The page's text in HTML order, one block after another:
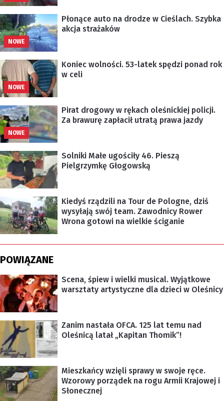
NOWE
Płonące auto na drodze w Cieślach. Szybka
akcja strażaków
NOWE
Koniec wolności. 53-latek spędzi ponad rok
w celi
NOWE
Pirat drogowy w rękach oleśnickiej policji.
Za brawurę zapłacił utratą prawa jazdy
Solniki Małe ugościły 46. Pieszą
Pielgrzymkę Głogowską
Kiedyś rządzili na Tour de Pologne, dziś
wysyłają swój team. Zawodnicy Rower
Wrona gotowi na wielkie ściganie
POWIĄZANE
Scena, śpiew i wielki musical. Wyjątkowe
warsztaty artystyczne dla dzieci w Oleśnicy
Zanim nastała OFCA. 125 lat temu nad
Oleśnicą latał „Kapitan Thomik”!
Mieszkańcy wzięli sprawy w swoje ręce.
Wzorowy porządek na rogu Armii Krajowej i
Słonecznej